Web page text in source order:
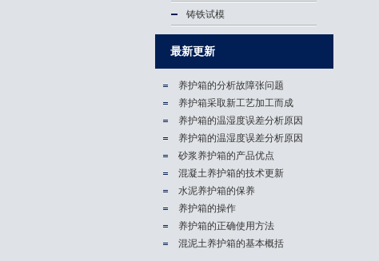
铸铁试模
最新更新
养护箱的分析故障张问题
养护箱​采取新工艺加工而成
养护箱的温湿度误差分析原因
养护箱的温湿度误差分析原因
砂浆养护箱的产品优点
混凝土养护箱的技术更新
水泥养护箱的保养
养护箱的操作
养护箱的正确使用方法
混泥土养护箱的基本概括